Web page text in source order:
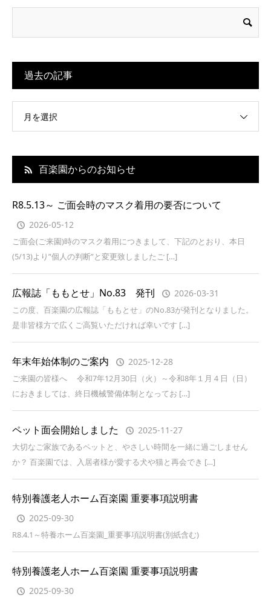
過去の記事
月を選択
百楽園からのお知らせ
R8.5.13～ ご面会時のマスク着用の要否について
2026-05-12
ご面会(ご来園)時のマスク着用につきまして、下記のとおり、本日
(5/13)より”個人の判断”と変更致しましたご […]
広報誌「ももとせ」No.83 発刊 2026-03-31
この度、百楽園の広報誌「ももとせ」のNo.83が発刊となりました。
是非皆様方で広くご高覧いただければ幸いです […]
年末年始体制のご案内 2025-12-28
ご来園の皆様へ 令和7年12月30日（火）～令和8年１月４日（日）
におきましては、終日機械警備体制となってお […]
ペット面会開始しました 2025-11-27
大切なご家族であるペットと、やさしい時間を一緒に過ごしません
か？ 百楽園では、入居者様が愛する犬や猫と再会でき […]
特別養護老人ホーム百楽園 重要事項説明書
2025-09-30
R8.4.1～特養ホーム百楽園_重要事項説明書(別紙含む)
特別養護老人ホーム百楽園 重要事項説明書
2025-09-30